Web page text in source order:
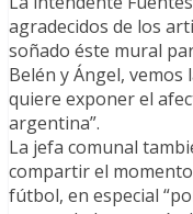
agradecidos de los
soñado éste mural
Belén y Ángel, vemos
quiere exponer el
argentina”.
La jefa comunal
compartir el
fútbol, en especial